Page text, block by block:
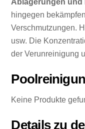
hingegen
Verschmutzungen.
usw. Die
der Verunreinigung
Keine Produkte
Details zu